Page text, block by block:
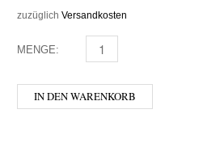
zuzüglich Versandkosten
MENGE: GUSSWERK -
IN DEN WARENKORB